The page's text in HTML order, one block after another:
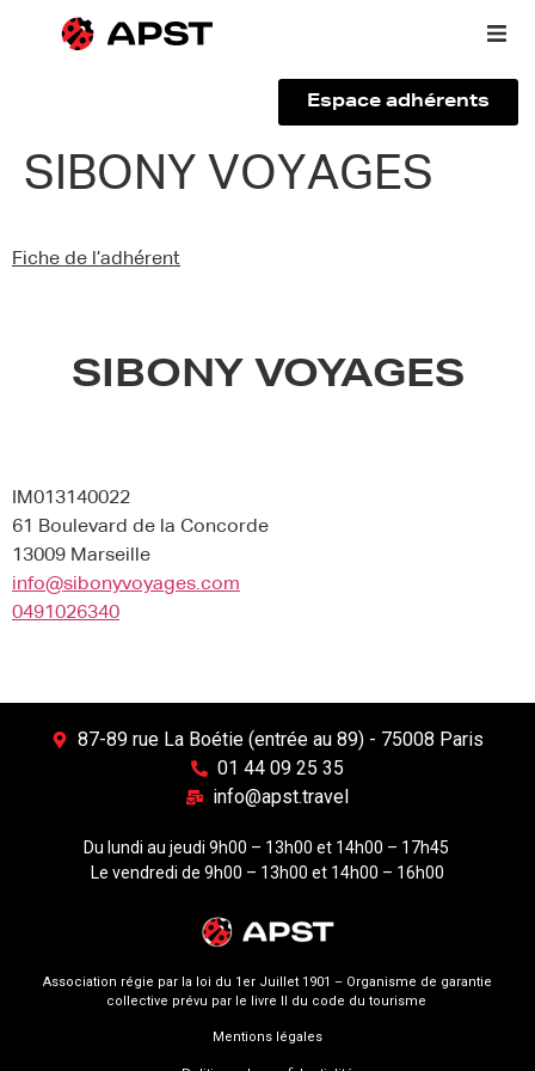
Qui sommes-nous ?
Espace adhérents
SIBONY VOYAGES
Fiche de l’adhérent
SIBONY VOYAGES
IM013140022
61 Boulevard de la Concorde
13009 Marseille
info@sibonyvoyages.com
0491026340
87-89 rue La Boétie (entrée au 89) - 75008 Paris
01 44 09 25 35
info@apst.travel
Du lundi au jeudi 9h00 – 13h00 et 14h00 – 17h45
Le vendredi de 9h00 – 13h00 et 14h00 – 16h00
Association régie par la loi du 1er Juillet 1901 – Organisme de garantie
collective prévu par le livre II du code du tourisme
Mentions légales